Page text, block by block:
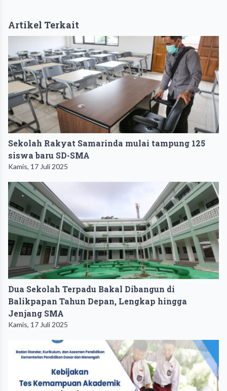
Artikel Terkait
Sekolah Rakyat Samarinda mulai tampung 125
siswa baru SD-SMA
Kamis, 17 Juli 2025
Dua Sekolah Terpadu Bakal Dibangun di
Balikpapan Tahun Depan, Lengkap hingga
Jenjang SMA
Kamis, 17 Juli 2025